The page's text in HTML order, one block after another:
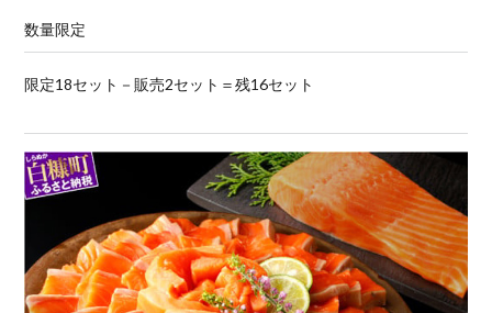
数量限定
限定18セット－販売2セット＝残16セット